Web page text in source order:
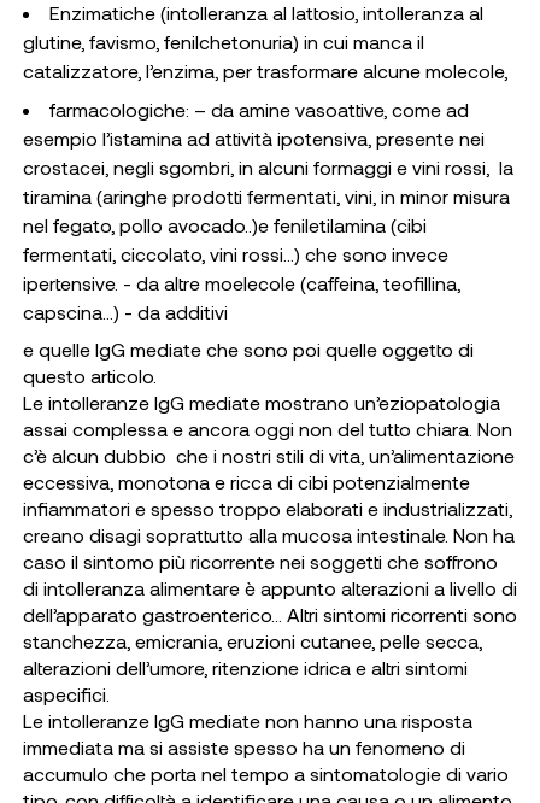
Enzimatiche (intolleranza al lattosio, intolleranza al
glutine, favismo, fenilchetonuria) in cui manca il
catalizzatore, l’enzima, per trasformare alcune molecole,
farmacologiche: – da amine vasoattive, come ad
esempio l’istamina ad attività ipotensiva, presente nei
crostacei, negli sgombri, in alcuni formaggi e vini rossi, la
tiramina (aringhe prodotti fermentati, vini, in minor misura
nel fegato, pollo avocado..)e feniletilamina (cibi
fermentati, ciccolato, vini rossi…) che sono invece
ipertensive. - da altre moelecole (caffeina, teofillina,
capscina…) - da additivi
e quelle IgG mediate che sono poi quelle oggetto di
questo articolo.
Le intolleranze IgG mediate mostrano un’eziopatologia
assai complessa e ancora oggi non del tutto chiara. Non
c’è alcun dubbio che i nostri stili di vita, un’alimentazione
eccessiva, monotona e ricca di cibi potenzialmente
infiammatori e spesso troppo elaborati e industrializzati,
creano disagi soprattutto alla mucosa intestinale. Non ha
caso il sintomo più ricorrente nei soggetti che soffrono
di intolleranza alimentare è appunto alterazioni a livello di
dell’apparato gastroenterico... Altri sintomi ricorrenti sono
stanchezza, emicrania, eruzioni cutanee, pelle secca,
alterazioni dell’umore, ritenzione idrica e altri sintomi
aspecifici.
Le intolleranze IgG mediate non hanno una risposta
immediata ma si assiste spesso ha un fenomeno di
accumulo che porta nel tempo a sintomatologie di vario